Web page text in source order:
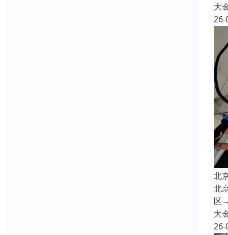
大
26-
北
北
区
大
26-